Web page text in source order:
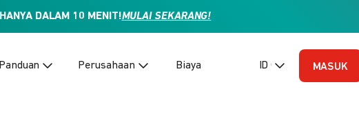
HANYA DALAM 10 MENIT!MULAI SEKARANG!
Panduan Perusahaan Biaya ID (Bahasa Indonesia)
MASUK